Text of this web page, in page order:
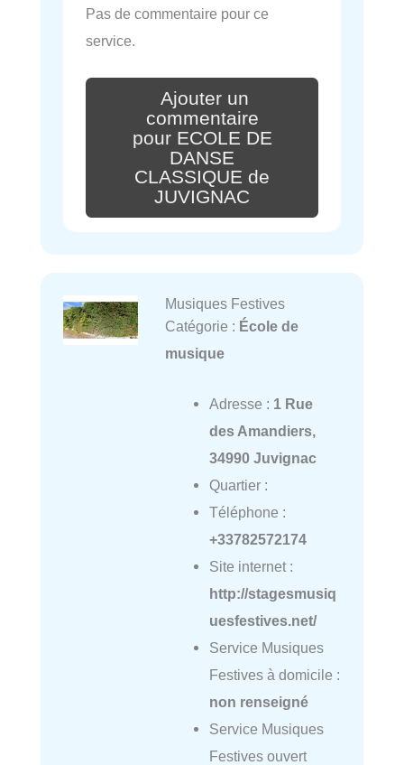
Pas de commentaire pour ce
service.
Ajouter un
commentaire
pour ECOLE DE
DANSE
CLASSIQUE de
JUVIGNAC
Musiques Festives
Catégorie : École de
musique
Adresse : 1 Rue
des Amandiers,
34990 Juvignac
Quartier :
Téléphone :
+33782572174
Site internet :
http://stagesmusiq
uesfestives.net/
Service Musiques
Festives à domicile :
non renseigné
Service Musiques
Festives ouvert